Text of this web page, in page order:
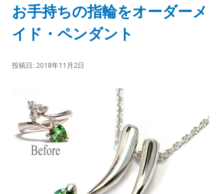
お手持ちの指輪をオーダーメ
イド・ペンダント
投稿日: 2018年11月2日